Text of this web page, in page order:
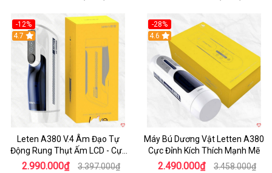
-12%
Hot
4.7
Leten A380 V.4 Âm Đạo Tự
Động Rung Thụt Ấm LCD - Cực
Phê
2.990.000₫ 3.397.000₫
-28%
Hot
4.6
Máy Bú Dương Vật Letten A380
Cực Đỉnh Kích Thích Mạnh Mẽ
2.490.000₫ 3.458.000₫